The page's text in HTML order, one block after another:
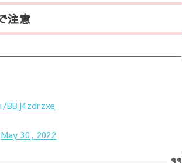
注意
May 30, 2022